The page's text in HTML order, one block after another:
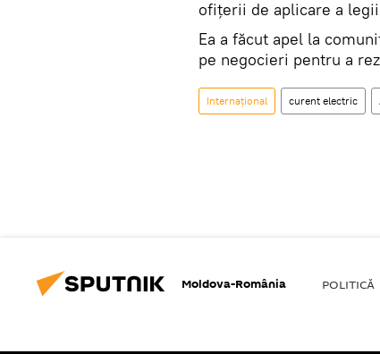
ofițerii de aplicare a
Ea a făcut apel la
pe negocieri pentru a
Internaţional curent electric
Moldova-România POLITICĂ